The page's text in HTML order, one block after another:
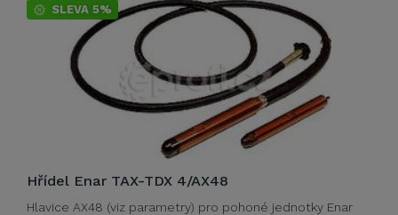
SLEVA 5%
Hřídel Enar TAX-TDX 4/AX48
Hlavice AX48 (viz parametry) pro pohoné jednotky Enar